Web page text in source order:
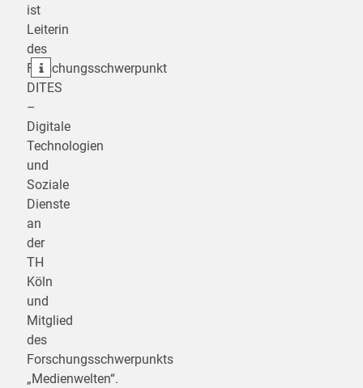
ist
Leiterin
des
Forschungsschwerpunkt
DITES
–
Digitale
Technologien
und
Soziale
Dienste
an
der
TH
Köln
und
Mitglied
des
Forschungsschwerpunkts
„Medienwelten“.
teilen
teilen
teilen